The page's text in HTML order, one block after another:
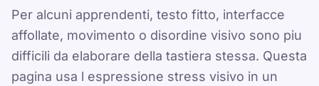
Per alcuni apprendenti, testo fitto, interfacce
affollate, movimento o disordine visivo sono piu
difficili da elaborare della tastiera stessa. Questa
pagina usa l espressione stress visivo in un